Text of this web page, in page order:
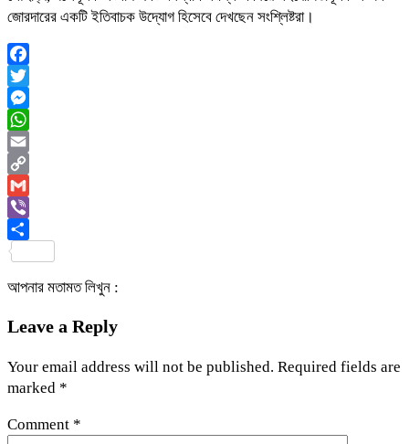
জোরদারের একটি ইতিবাচক উদ্যোগ হিসেবে দেখছেন সংশ্লিষ্টরা।
Facebook
Twitter
Messenger
WhatsApp
Email
Copy
Link
Gmail
Viber
আপনার মতামত লিখুন :
Leave a Reply
Your email address will not be published. Required fields are
marked *
Comment *